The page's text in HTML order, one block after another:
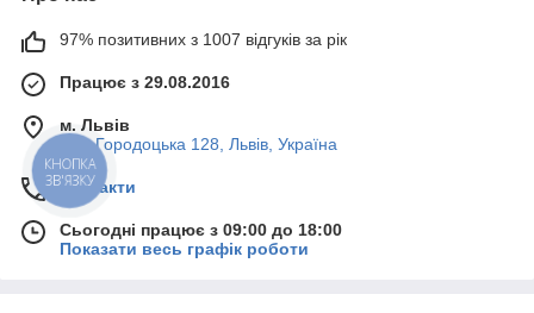
97% позитивних з 1007 відгуків за рік
Працює з 29.08.2016
м. Львів
вул. Городоцька 128, Львів, Україна
Контакти
Сьогодні працює з 09:00 до 18:00
Показати весь графік роботи
КНОПКА
ЗВ'ЯЗКУ